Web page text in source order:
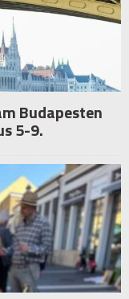
Budapesten
5-9.